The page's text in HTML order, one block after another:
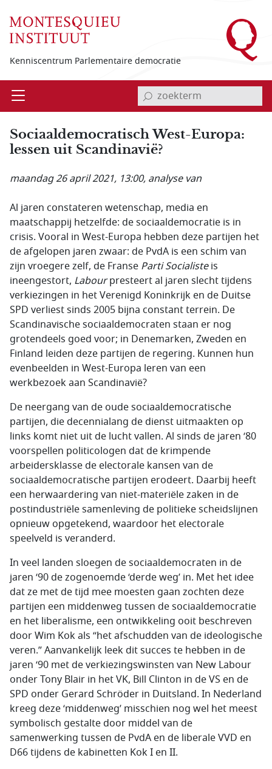
Kenniscentrum Parlementaire democratie
Open invoerveld zoekterm
Sociaaldemocratisch West-Europa:
lessen uit Scandinavië?
maandag 26 april 2021, 13:00, analyse van
Al jaren constateren wetenschap, media en
maatschappij hetzelfde: de sociaaldemocratie is in
crisis. Vooral in West-Europa hebben deze partijen het
de afgelopen jaren zwaar: de PvdA is een schim van
zijn vroegere zelf, de Franse Parti Socialisteis
ineengestort, Labourpresteert al jaren slecht tijdens
verkiezingen in het Verenigd Koninkrijk en de Duitse
SPD verliest sinds 2005 bijna constant terrein. De
Scandinavische sociaaldemocraten staan er nog
grotendeels goed voor; in Denemarken, Zweden en
Finland leiden deze partijen de regering. Kunnen hun
evenbeelden in West-Europa leren van een
werkbezoek aan Scandinavië?
De neergang van de oude sociaaldemocratische
partijen, die decennialang de dienst uitmaakten op
links komt niet uit de lucht vallen. Al sinds de jaren ‘80
voorspellen politicologen dat de krimpende
arbeidersklasse de electorale kansen van de
sociaaldemocratische partijen erodeert. Daarbij heeft
een herwaardering van niet-materiële zaken in de
postindustriële samenleving de politieke scheidslijnen
opnieuw opgetekend, waardoor het electorale
speelveld is veranderd.
In veel landen sloegen de sociaaldemocraten in de
jaren ‘90 de zogenoemde ‘derde weg’ in. Met het idee
dat ze met de tijd mee moesten gaan zochten deze
partijen een middenweg tussen de sociaaldemocratie
en het liberalisme, een ontwikkeling ooit beschreven
door Wim Kok als “het afschudden van de ideologische
veren.” Aanvankelijk leek dit succes te hebben in de
jaren ‘90 met de verkiezingswinsten van New Labour
onder Tony Blair in het VK, Bill Clinton in de VS en de
SPD onder Gerard Schröder in Duitsland. In Nederland
kreeg deze ‘middenweg’ misschien nog wel het meest
symbolisch gestalte door middel van de
samenwerking tussen de PvdA en de liberale VVD en
D66 tijdens de kabinetten Kok I en II.